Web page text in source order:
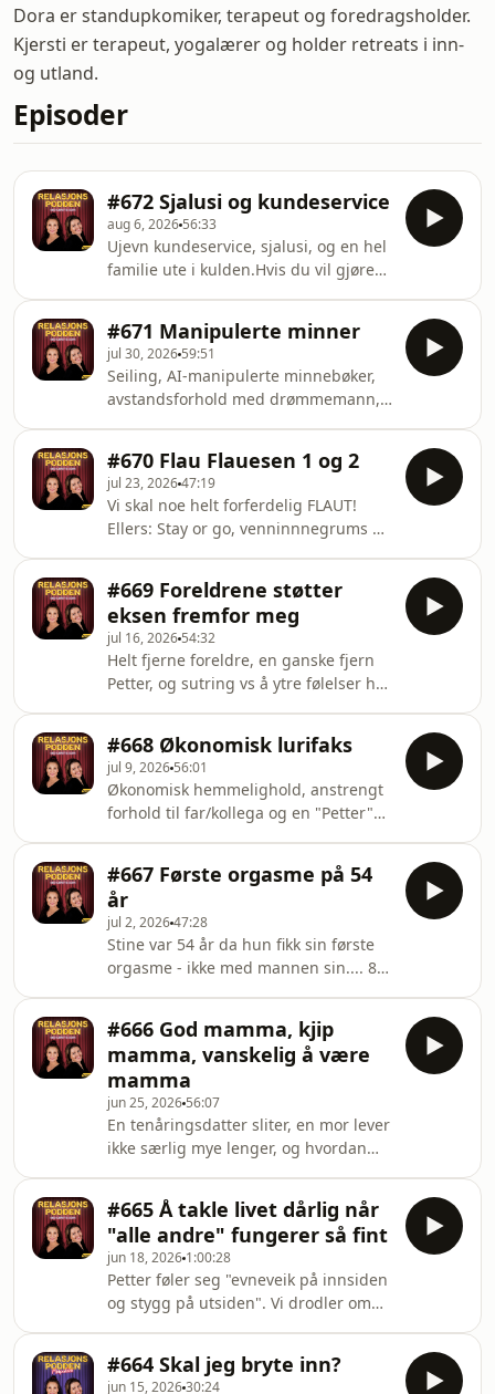
Dora er standupkomiker, terapeut og foredragsholder.
Kjersti er terapeut, yogalærer og holder retreats i inn-
og utland.
Episoder
#672 Sjalusi og kundeservice
aug 6, 2026 56:33
Ujevn kundeservice, sjalusi, og en hel
familie ute i kulden.Hvis du vil gjøre
salgssamarbeidspartner Acast.
salg@acast.com Hosted on Acast. See
acast.com/privacy for more
information.
#671 Manipulerte minner
jul 30, 2026 59:51
Seiling, AI-manipulerte minnebøker,
avstandsforhold med drømmemann,
annonsesamarbeid med oss,? Ta
gjerne kontakt med vår
salgssamarbeidspartner Acast.
salg@acast.com Hosted on Acast. See
acast.com/privacy for more
information.
#670 Flau Flauesen 1 og 2
jul 23, 202647:19
Vi skal noe helt forferdelig FLAUT!
Ellers: Stay or go, venninnnegrums +
oss,? Ta gjerne kontakt med vår
salgssamarbeidspartner Acast.
salg@acast.com Hosted on Acast. See
acast.com/privacy for more
information.
#669 Foreldrene støtter
eksen fremfor meg
jul 16, 2026 54:32
Helt fjerne foreldre, en ganske fjern
Petter, og sutring vs å ytre følelser hos
gjerne kontakt med vår
salgssamarbeidspartner Acast.
salg@acast.com Hosted on Acast. See
acast.com/privacy for more
information.
#668 Økonomisk lurifaks
jul 9, 2026 56:01
Økonomisk hemmelighold, anstrengt
forhold til far/kollega og en "Petter"
et annonsesamarbeid med oss,? Ta
gjerne kontakt med vår
salgssamarbeidspartner Acast.
salg@acast.com Hosted on Acast. See
acast.com/privacy for more
information.
#667 Første orgasme på 54
år
jul 2, 202647:28
Stine var 54 år da hun fikk sin første
orgasme - ikke med mannen sin.... 8
islandske familiefeire. Hvis du vil
gjøre et annonsesamarbeid med oss,?
Ta gjerne kontakt med vår
salgssamarbeidspartner Acast.
salg@acast.com Hosted on Acast. See
acast.com/privacy for more
information.
#666 God mamma, kjip
mamma, vanskelig å være
mamma
jun 25, 2026 56:07
En tenåringsdatter sliter, en mor lever
ikke særlig mye lenger, og hvordan
oppveksten? Hvis du vil gjøre et
annonsesamarbeid med oss,? Ta
gjerne kontakt med vår
salgssamarbeidspartner Acast.
salg@acast.com Hosted on Acast. See
acast.com/privacy for more
information.
#665 Å takle livet dårlig når
"alle andre" fungerer så fint
jun 18, 2026 1:00:28
Petter føler seg "evneveik på innsiden
og stygg på utsiden". Vi drodler om
"hemmelig hilsen".Hvis du vil gjøre et
#664 Skal jeg bryte inn?
jun 15, 202630:24